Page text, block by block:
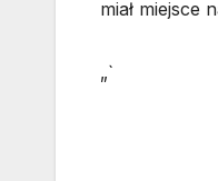
miał miejsce
„`